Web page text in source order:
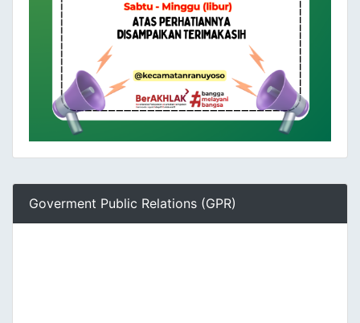
Goverment Public Relations (GPR)